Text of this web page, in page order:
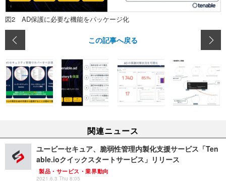
図2 AD保護に必要な機能をパッケージ化
この記事へ戻る
関連ニュース
ユービーセキュア、脆弱性管理内製化支援サービス「Ten
able.ioクイックスタートサービス」リリース
製品・サービス・業界動向
2021.6.3 Thu 8:05